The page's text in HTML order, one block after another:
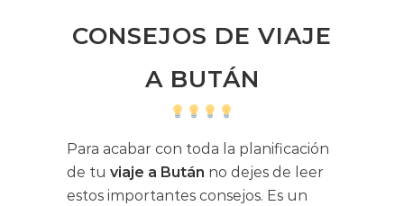
CONSEJOS DE VIAJE
A BUTÁN
Para acabar con toda la planificación
de tu viaje a Bután no dejes de leer
estos importantes consejos. Es un